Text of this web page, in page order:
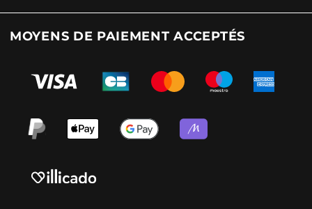
MOYENS DE PAIEMENT ACCEPTÉS